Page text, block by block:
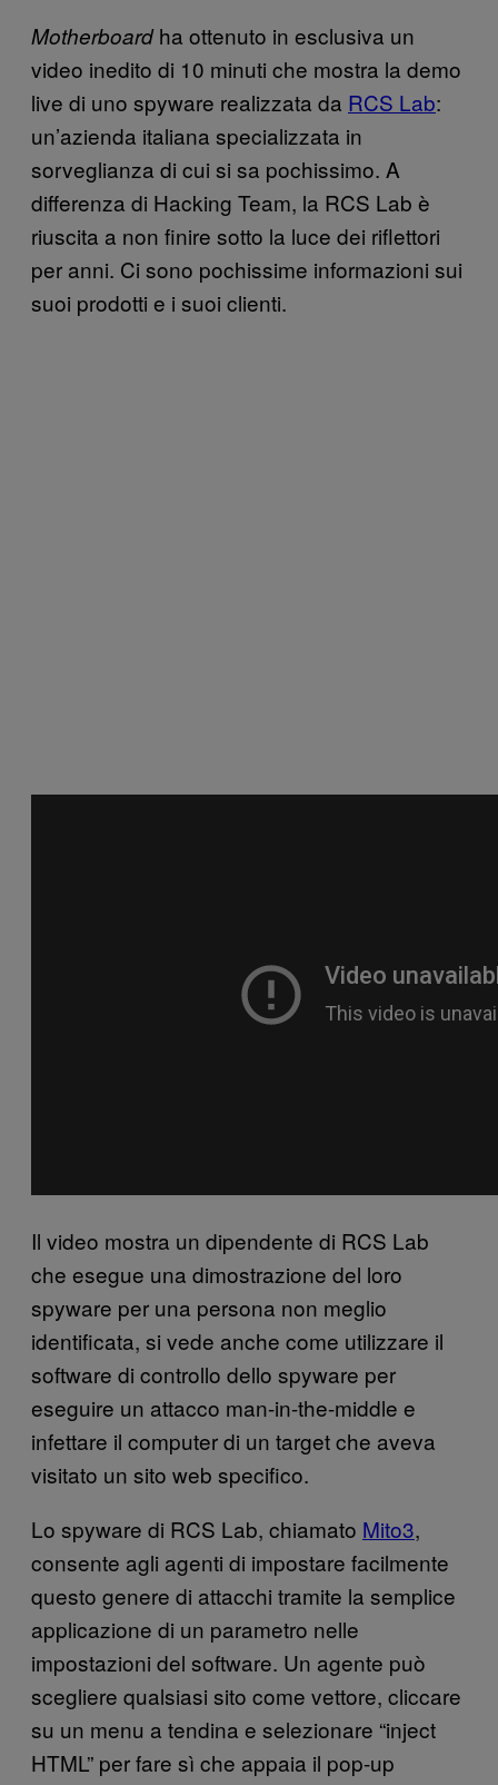
Motherboardha ottenuto in esclusiva un
video inedito di 10 minuti che mostra la demo
live di uno spyware realizzata da RCS Lab:
un’azienda italiana specializzata in
sorveglianza di cui si sa pochissimo. A
differenza di Hacking Team, la RCS Lab è
riuscita a non finire sotto la luce dei riflettori
per anni. Ci sono pochissime informazioni sui
suoi prodotti e i suoi clienti.
Il video mostra un dipendente di RCS Lab
che esegue una dimostrazione del loro
spyware per una persona non meglio
identificata, si vede anche come utilizzare il
software di controllo dello spyware per
eseguire un attacco man-in-the-middle e
infettare il computer di un target che aveva
visitato un sito web specifico.
Lo spyware di RCS Lab, chiamato Mito3,
consente agli agenti di impostare facilmente
questo genere di attacchi tramite la semplice
applicazione di un parametro nelle
impostazioni del software. Un agente può
scegliere qualsiasi sito come vettore, cliccare
su un menu a tendina e selezionare “inject
HTML” per fare sì che appaia il pop-up